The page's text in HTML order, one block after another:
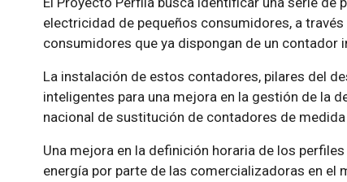
electricidad de pequeños consumidores, a
consumidores que ya dispongan de un contador
La instalación de estos contadores, pilares del
inteligentes para una mejora en la gestión de la
nacional de sustitución de contadores de
Una mejora en la definición horaria de los
energía por parte de las comercializadoras en el